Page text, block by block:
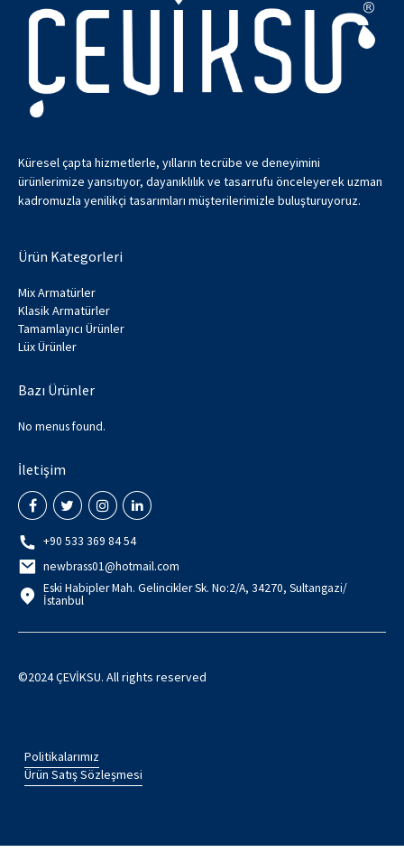
Küresel çapta hizmetlerle, yılların tecrübe ve deneyimini
ürünlerimize yansıtıyor, dayanıklılık ve tasarrufu önceleyerek uzman
kadromuzla yenilikçi tasarımları müşterilerimizle buluşturuyoruz.
Ürün Kategorleri
Mix Armatürler
Klasik Armatürler
Tamamlayıcı Ürünler
Lüx Ürünler
Bazı Ürünler
No menus found.
İletişim
+90 533 369 84 54
newbrass01@hotmail.com
Eski Habipler Mah. Gelincikler Sk. No:2/A, 34270, Sultangazi/
İstanbul
©2024 ÇEVİKSU. All rights reserved
Politikalarımız
Ürün Satış Sözleşmesi